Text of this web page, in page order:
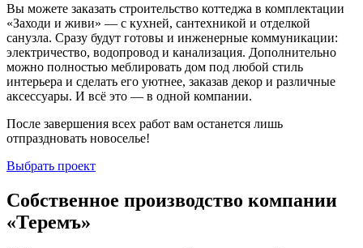
Вы можете заказать строительство коттеджа в комплектации
«Заходи и живи» — с кухней, сантехникой и отделкой
санузла. Сразу будут готовы и инженерные коммуникации:
электричество, водопровод и канализация. Дополнительно
можно полностью меблировать дом под любой стиль
интерьера и сделать его уютнее, заказав декор и различные
аксессуары. И всё это — в одной компании.
После завершения всех работ вам останется лишь
отпраздновать новоселье!
Выбрать проект
Собственное производство компании
«Теремъ»